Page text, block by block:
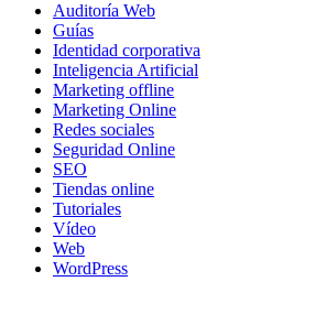
Auditoría Web
Guías
Identidad corporativa
Inteligencia Artificial
Marketing offline
Marketing Online
Redes sociales
Seguridad Online
SEO
Tiendas online
Tutoriales
Vídeo
Web
WordPress